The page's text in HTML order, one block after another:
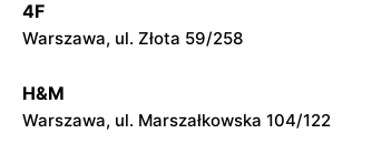
Łódź al. Marsz. Józefa Piłsudskiego
15/23
4F
Warszawa, ul. Złota 59/258
H&M
Warszawa, ul. Marszałkowska 104/122